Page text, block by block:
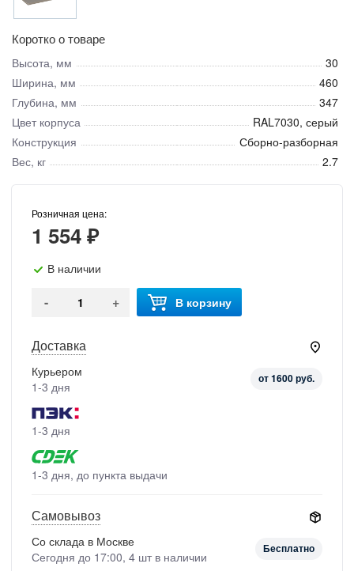
Коротко о товаре
Высота, мм
30
Ширина, мм
460
Глубина, мм
347
Цвет корпуса
RAL7030, серый
Конструкция
Сборно-разборная
Вес, кг
2.7
Розничная цена:
1 554 ₽
В наличии
- + В корзину
Доставка
Курьером
1-3 дня
от 1600 руб.
1-3 дня
1-3 дня, до пункта выдачи
Самовывоз
Со склада в Москве
Сегодня до 17:00, 4 шт в наличии
Бесплатно